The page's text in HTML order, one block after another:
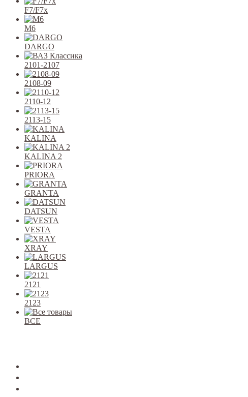
F7/F7x
M6
DARGO
2101-2107
2108-09
2110-12
2113-15
KALINA
KALINA 2
PRIORA
GRANTA
DATSUN
VESTA
XRAY
LARGUS
2121
2123
ВСЕ